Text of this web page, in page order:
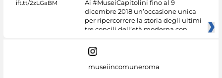
Ai #MuseiCapitolini fino al 9
dicembre 2018 un’occasione unica
per ripercorrere la storia degli ultimi
tre concili dell’età moderna con
museiincomuneroma